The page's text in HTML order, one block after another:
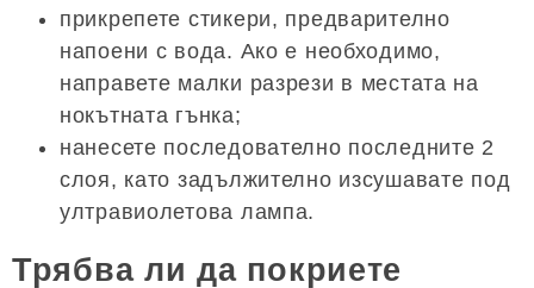
прикрепете стикери, предварително
напоени с вода. Ако е необходимо,
направете малки разрези в местата на
нокътната гънка;
нанесете последователно последните 2
слоя, като задължително изсушавате под
ултравиолетова лампа.
Трябва ли да покриете